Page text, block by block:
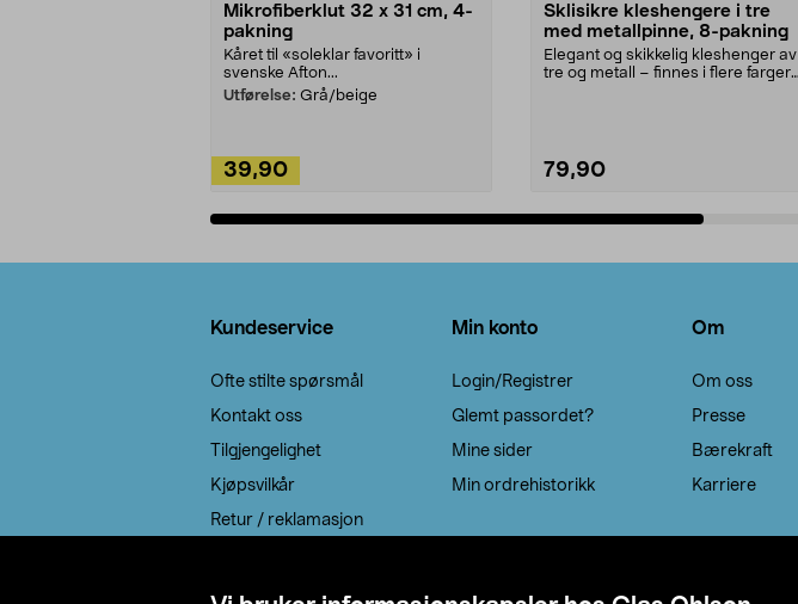
Mikrofiberklut 32 x 31 cm, 4-
pakning
Kåret til «soleklar favoritt» i
svenske Afton...
Utførelse: Grå/beige
39,90
Sklisikre kleshengere i tre
med metallpinne, 8-pakning
Elegant og skikkelig kleshenger av
tre og metall – finnes i flere farger.
79,90
Kundeservice
Ofte stilte spørsmål
Kontakt oss
Tilgjengelighet
Kjøpsvilkår
Retur / reklamasjon
Min konto
Login/Registrer
Glemt passordet?
Mine sider
Min ordrehistorikk
Om
Om oss
Presse
Bærekraft
Karriere